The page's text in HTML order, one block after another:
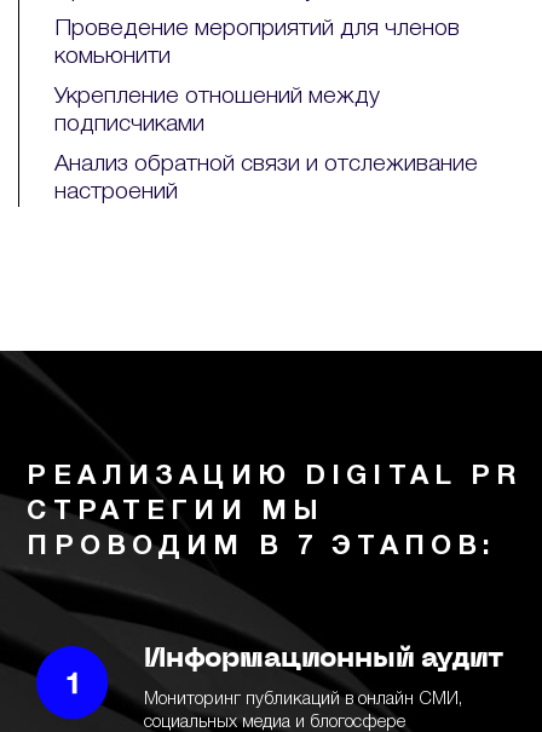
Проведение мероприятий для членов
комьюнити
Укрепление отношений между
подписчиками
Анализ обратной связи и отслеживание
настроений
РЕАЛИЗАЦИЮ DIGITAL PR
СТРАТЕГИИ МЫ
ПРОВОДИМ В 7 ЭТАПОВ:
Информационный аудит
Мониторинг публикаций в онлайн СМИ,
социальных медиа и блогосфере